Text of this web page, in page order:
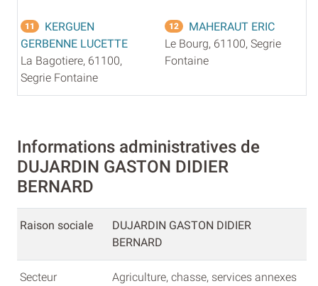
11
KERGUEN
GERBENNE LUCETTE
La Bagotiere, 61100,
Segrie Fontaine
12
MAHERAUT ERIC
Le Bourg, 61100, Segrie
Fontaine
Informations administratives de
DUJARDIN GASTON DIDIER
BERNARD
Raison sociale
DUJARDIN GASTON DIDIER
BERNARD
Secteur
Agriculture, chasse, services annexes